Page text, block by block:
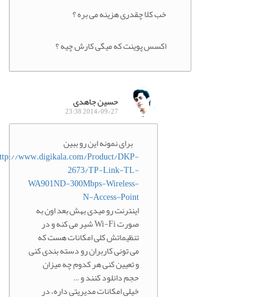
خب کلا چقدری هزینه می بره ؟
اکسس پوینت که میگی کارش چیه ؟
حسین جاهدی
2014/09/27 23:38
برای نمونه این رو ببین
http://www.digikala.com/Product/DKP-
2673/TP-Link-TL-
WA901ND-300Mbps-Wireless-
N-Access-Point
اینترنت رو میدی بهش بعد اون به
صورت Wi-Fi شیر می کنه و در
تنظیماتش کلی امکانات هست که
می تونی کاربران رو دسته بندی کنی
و تعیین کنی هر کدوم چه میزان
حجم دانلود کنند و …
خیلی امکانات مدیریتی داره، در